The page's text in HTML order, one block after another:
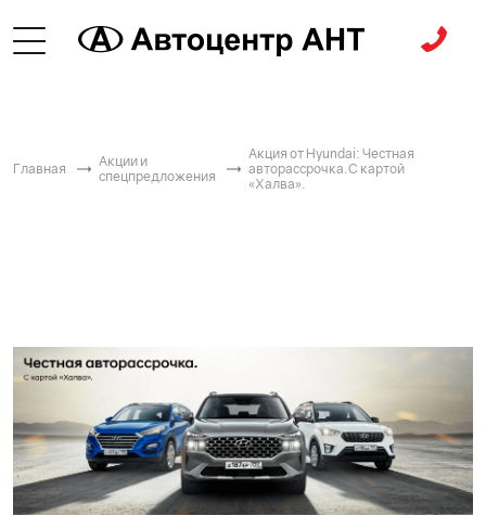
Главная
Акции и
спецпредложения
Акция от Hyundai: Честная
авторассрочка.С картой
«Халва».